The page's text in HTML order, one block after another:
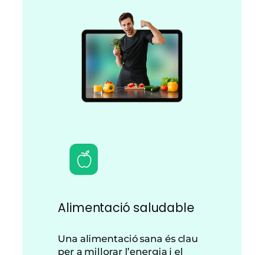
Alimentació saludable
Una alimentació sana és clau
per a millorar l’energia i el